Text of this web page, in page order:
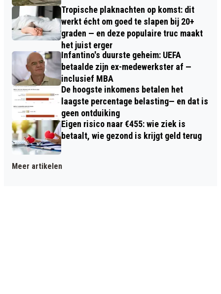
Tropische plaknachten op komst: dit
werkt écht om goed te slapen bij 20+
graden — en deze populaire truc maakt
het juist erger
Infantino's duurste geheim: UEFA
betaalde zijn ex-medewerkster af —
inclusief MBA
De hoogste inkomens betalen het
laagste percentage belasting— en dat is
geen ontduiking
Eigen risico naar €455: wie ziek is
betaalt, wie gezond is krijgt geld terug
Meer artikelen